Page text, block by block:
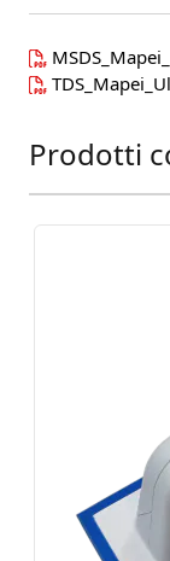
Press to skip
Prodotti